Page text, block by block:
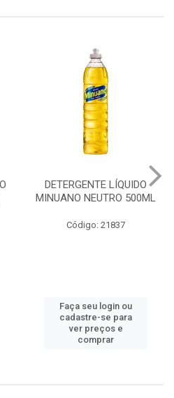
DETERGENTE LÍQUIDO
MINUANO COCO 500ML
Código: 23554
Faça seu login ou
cadastre-se para
ver preços e
comprar